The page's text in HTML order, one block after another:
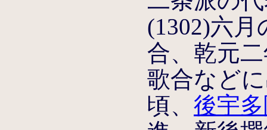
(1302)六
合、乾元
歌合など
頃、後宇